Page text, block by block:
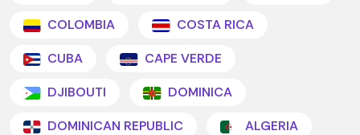
COLOMBIA
COSTA RICA
CUBA
CAPE VERDE
DJIBOUTI
DOMINICA
DOMINICAN REPUBLIC
ALGERIA